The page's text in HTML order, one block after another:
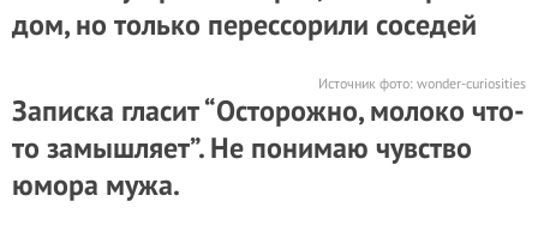
дом, но только перессорили соседей
Источник фото: wonder-curiosities
Записка гласит “Осторожно, молоко что-
то замышляет”. Не понимаю чувство
юмора мужа.